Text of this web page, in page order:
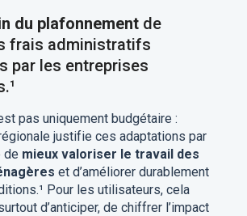
du plafonnementde
frais administratifs
par les entreprises
pas uniquement budgétaire :
justifie ces adaptations par
de mieux valoriser le travail des
et d’améliorer durablement
Pour les utilisateurs, cela
d’anticiper, de chiffrer l’impact